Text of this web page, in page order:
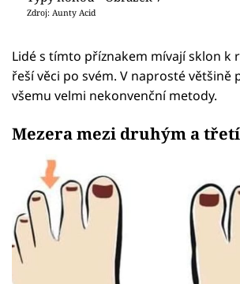
Zdroj: Aunty Acid
Lidé s tímto příznakem mívají sklon k
řeší věci po svém. V naprosté většině
všemu velmi nekonvenční metody.
Mezera mezi druhým a